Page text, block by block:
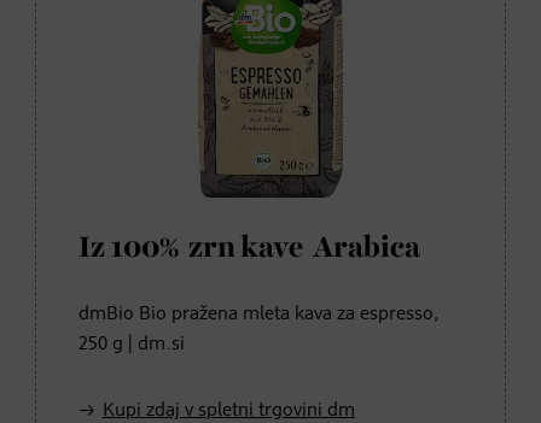
Iz 100% zrn kave Arabica
dmBio Bio pražena mleta kava za espresso,
250 g | dm.si
Kupi zdaj v spletni trgovini dm